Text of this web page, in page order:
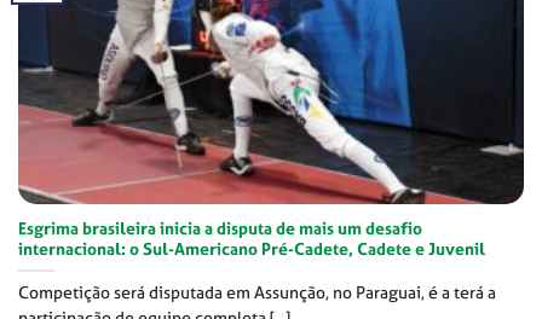
Esgrima brasileira inicia a disputa de mais um desafio
internacional: o Sul-Americano Pré-Cadete, Cadete e Juvenil
Competição será disputada em Assunção, no Paraguai, é a terá a